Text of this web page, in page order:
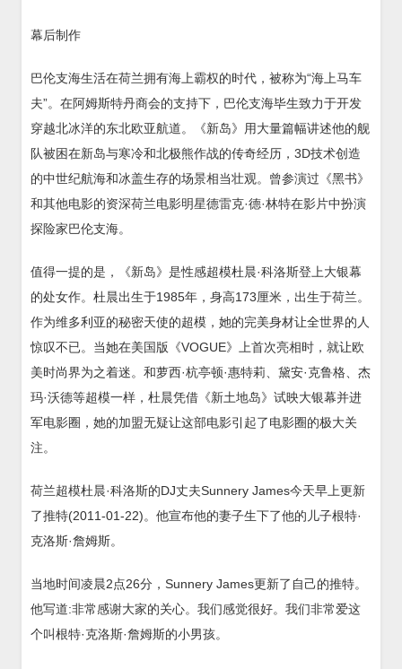
幕后制作
巴伦支海生活在荷兰拥有海上霸权的时代，被称为“海上马车
夫”。在阿姆斯特丹商会的支持下，巴伦支海毕生致力于开发
穿越北冰洋的东北欧亚航道。《新岛》用大量篇幅讲述他的舰
队被困在新岛与寒冷和北极熊作战的传奇经历，3D技术创造
的中世纪航海和冰盖生存的场景相当壮观。曾参演过《黑书》
和其他电影的资深荷兰电影明星德雷克·德·林特在影片中扮演
探险家巴伦支海。
值得一提的是，《新岛》是性感超模杜晨·科洛斯登上大银幕
的处女作。杜晨出生于1985年，身高173厘米，出生于荷兰。
作为维多利亚的秘密天使的超模，她的完美身材让全世界的人
惊叹不已。当她在美国版《VOGUE》上首次亮相时，就让欧
美时尚界为之着迷。和萝西·杭亭顿·惠特莉、黛安·克鲁格、杰
玛·沃德等超模一样，杜晨凭借《新土地岛》试映大银幕并进
军电影圈，她的加盟无疑让这部电影引起了电影圈的极大关
注。
荷兰超模杜晨·科洛斯的DJ丈夫Sunnery James今天早上更新
了推特(2011-01-22)。他宣布他的妻子生下了他的儿子根特·
克洛斯·詹姆斯。
当地时间凌晨2点26分，Sunnery James更新了自己的推特。
他写道:非常感谢大家的关心。我们感觉很好。我们非常爱这
个叫根特·克洛斯·詹姆斯的小男孩。